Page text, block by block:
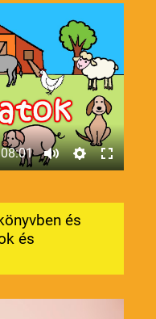
08:01
és
és